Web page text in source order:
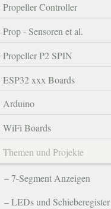
Propeller Controller
Prop - Sensoren et al.
Propeller P2 SPIN
ESP32 xxx Boards
Arduino
WiFi Boards
Themen und Projekte
7-Segment Anzeigen
LEDs und Schieberegister